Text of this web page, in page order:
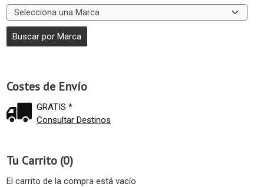
Costes de Envío
GRATIS *
Consultar Destinos
Tu Carrito (0)
El carrito de la compra está vacío